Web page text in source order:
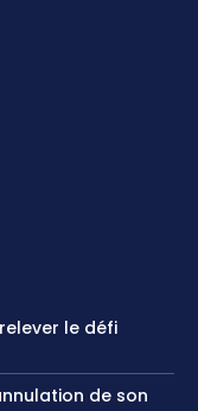
le défi
de son